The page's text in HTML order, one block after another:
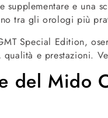
supplementare e una
tra gli orologi più
Special Edition,
e prestazioni.
del Mido